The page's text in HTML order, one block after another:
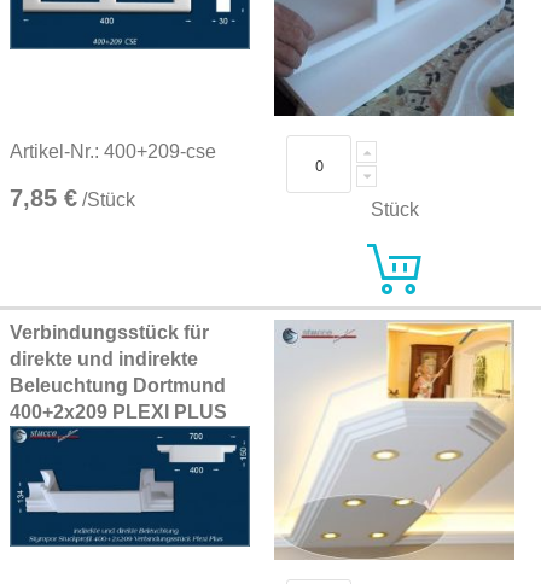
Artikel-Nr.: 400+209-cse
7,85 € /Stück Stück
Verbindungsstück für
direkte und indirekte
Beleuchtung Dortmund
400+2x209 PLEXI PLUS